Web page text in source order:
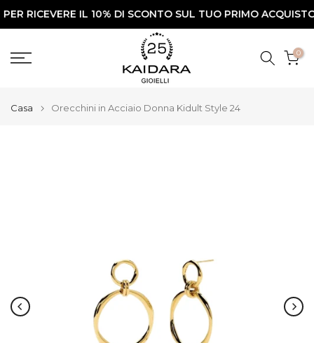
Vai
al
IL 10% DI SCONTO SUL TUO PRIMO ACQUISTO✨
0
Casa Orecchini in Acciaio Donna Kidult Style 24